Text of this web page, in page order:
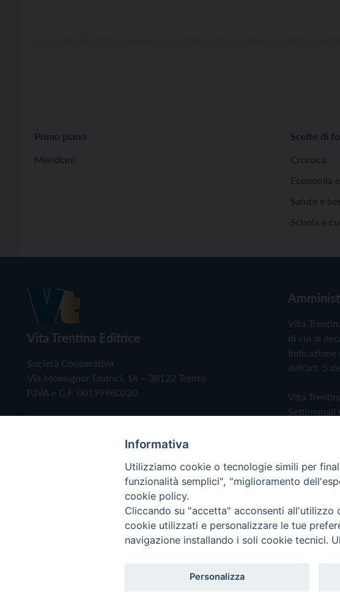
Primo piano
Meridiani
Scelte di
Cronaca
Economia
Salute e
Scuola e
Vita Trentina Editrice
Società Cooperativa
Via Monsignor Endrici, 14 – 38122 Trento
P.IVA e C.F. 00199960220
Vita
di cui al
Indicazione
dell'art. 5
Vita
Settimanali
Privacy
Copyright © 2019 - Tutti i diritti riservati - Vita Trentina
Informativa
Utilizziamo cookie o tecnologie simili per
funzionalità semplici", "miglioramento
cookie policy.
Cliccando su "accetta" acconsenti all'utilizzo
cookie utilizzati e personalizzare le tue
navigazione installando i soli cookie tecnici.
Personalizza